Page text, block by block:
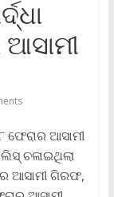
ଆସାମୀ
ଚଳାଇଥିଲା
ଆସାମୀ ଗିରଫ,